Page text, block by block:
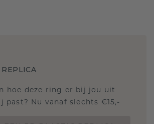
hoe deze ring er bij jou uit
past? Nu vanaf slechts €15,-